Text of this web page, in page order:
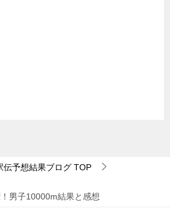
伝予想結果ブログ TOP
男子10000m結果と感想